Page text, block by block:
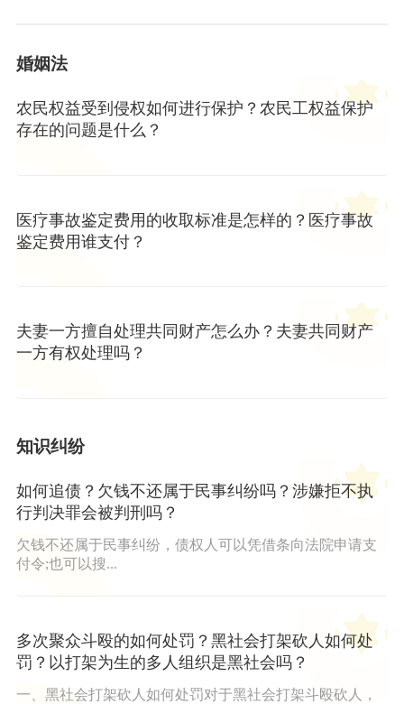
婚姻法
农民权益受到侵权如何进行保护？农民工权益保护
存在的问题是什么？
医疗事故鉴定费用的收取标准是怎样的？医疗事故
鉴定费用谁支付？
夫妻一方擅自处理共同财产怎么办？夫妻共同财产
一方有权处理吗？
知识纠纷
如何追债？欠钱不还属于民事纠纷吗？涉嫌拒不执
行判决罪会被判刑吗？
欠钱不还属于民事纠纷，债权人可以凭借条向法院申请支
付令;也可以搜...
多次聚众斗殴的如何处罚？黑社会打架砍人如何处
罚？以打架为生的多人组织是黑社会吗？
一、黑社会打架砍人如何处罚对于黑社会打架斗殴砍人，